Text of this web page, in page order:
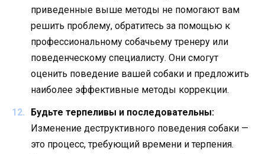
приведенные выше методы не помогают вам
решить проблему, обратитесь за помощью к
профессиональному собачьему тренеру или
поведенческому специалисту. Они смогут
оценить поведение вашей собаки и предложить
наиболее эффективные методы коррекции.
Будьте терпеливы и последовательны:
Изменение деструктивного поведения собаки —
это процесс, требующий времени и терпения.